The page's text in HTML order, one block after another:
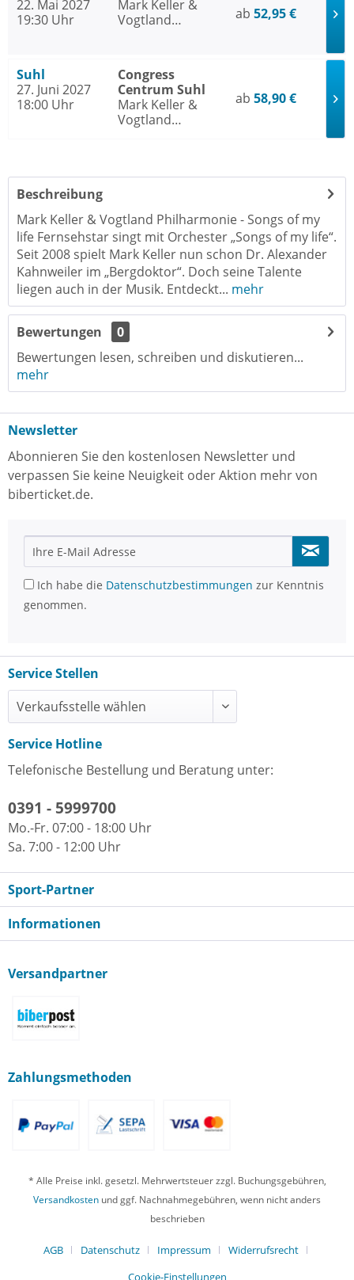
22. Mai 2027
19:30 Uhr
Mark Keller &
Vogtland
ab 52,95 €
Suhl
27. Juni 2027
18:00 Uhr
Congress
Centrum Suhl
Mark Keller &
Vogtland
ab 58,90 €
Beschreibung
Mark Keller & Vogtland Philharmonie - Songs of my
life Fernsehstar singt mit Orchester „Songs of my life“.
Seit 2008 spielt Mark Keller nun schon Dr. Alexander
Kahnweiler im „Bergdoktor“. Doch seine Talente
liegen auch in der Musik. Entdeckt... mehr
Bewertungen
0
Bewertungen lesen, schreiben und diskutieren...
mehr
Newsletter
Abonnieren Sie den kostenlosen Newsletter und
verpassen Sie keine Neuigkeit oder Aktion mehr von
biberticket.de.
Ich habe die Datenschutzbestimmungen zur Kenntnis
genommen.
Service Stellen
Service Hotline
Telefonische Bestellung und Beratung unter:
0391 - 5999700
Mo.-Fr. 07:00 - 18:00 Uhr
Sa. 7:00 - 12:00 Uhr
Sport-Partner
Informationen
Versandpartner
Zahlungsmethoden
* Alle Preise inkl. gesetzl. Mehrwertsteuer zzgl. Buchungsgebühren,
Versandkosten und ggf. Nachnahmegebühren, wenn nicht anders
beschrieben
AGB Datenschutz Impressum
Widerrufsrecht
Cookie-Einstellungen